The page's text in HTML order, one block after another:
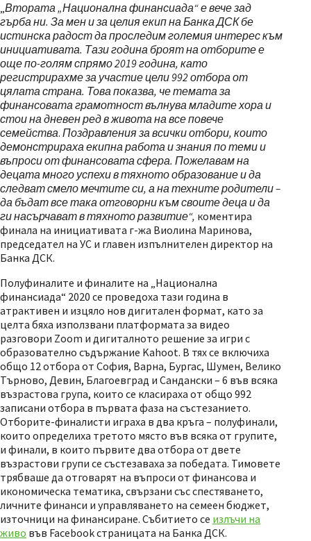
„Втората „Национална финансиада“ е вече зад
гърба ни. За мен и за целия екип на Банка ДСК бе
истинска радост да проследим големия интерес към
инициативата. Тази година броят на отборите е
още по-голям спрямо 2019 година, като
регистрирахме за участие цели 992 отбора от
цялата страна. Това показва, че темата за
финансовата грамотност вълнува младите хора и
стои на дневен ред в живота на все повече
семейства. Поздравления за всички отбори, които
демонстрираха екипна работа и знания по теми и
въпроси от финансовата сфера. Пожелавам на
децата много успехи в тяхното образование и да
следват смело мечтите си, а на техните родители –
да бъдат все така отговорни към своите деца и да
ги насърчават в тяхното развитие“, коментира
финала на инициативата г-жа Виолина Маринова,
председател на УС и главен изпълнителен директор на
Банка ДСК.
Полуфиналите и финалите на „Национална
финансиада“ 2020 се проведоха тази година в
атрактивен и изцяло нов дигитален формат, като за
целта бяха използвани платформата за видео
разговори Zoom и дигиталното решение за игри с
образователно съдържание Kahoot. В тях се включиха
общо 12 отбора от София, Варна, Бургас, Шумен, Велико
Търново, Девин, Благоевград и Сандански – 6 във всяка
възрастова група, които се класираха от общо 992
записани отбора в първата фаза на състезанието.
Отборите-финалисти играха в два кръга – полуфинали,
които определиха третото място във всяка от групите,
и финали, в които първите два отбора от двете
възрастови групи се състезаваха за победата. Тимовете
трябваше да отговарят на въпроси от финансова и
икономическа тематика, свързани със спестяването,
личните финанси и управляването на семеен бюджет,
източници на финансиране. Събитието се излъчи на
живо във Facebook страницата на Банка ДСК.